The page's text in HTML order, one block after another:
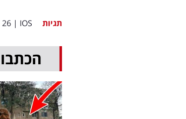
תגיות IOS
|
26